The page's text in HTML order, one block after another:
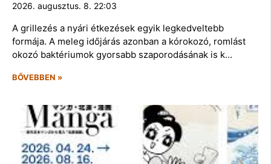
2026. augusztus. 8. 22:03
A grillezés a nyári étkezések egyik legkedveltebb
formája. A meleg időjárás azonban a kórokozó, romlást
okozó baktériumok gyorsabb szaporodásának is k…
BŐVEBBEN »